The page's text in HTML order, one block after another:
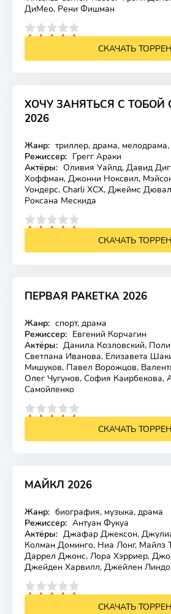
ДиМео, Рени Фишман
СКАЧАТЬ
ХОЧУ ЗАНЯТЬСЯ С ТОБОЙ
2026
Лицензия
Жанр: триллер, драма,
Режиссер: Грегг Араки
Актёры: Оливия Уайлд, Давид
Хоффман, Джонни Ноксвил, Мэйсон
Уондерс, Charli XCX, Джеймс
Роксана Мескида
СКАЧАТЬ
ПЕРВАЯ РАКЕТКА 2026
Лицензия
7.927
Жанр: спорт, драма
Режиссер: Евгений Корчагин
Актёры: Данила Козловский,
Светлана Иванова, Елизавета
Мишуков, Павел Ворожцов,
Олег Чугунов, София Каирбекова,
Самойленко
СКАЧАТЬ
МАЙКЛ 2026
Лицензия
Жанр: биография, музыка, драма
Режиссер: Антуан Фукуа
Актёры: Джафар Джексон,
Колман Доминго, Ниа Лонг, Майлз
Даррел Джонс, Лора Хэрриер,
Джейден Харвилл, Джейлен
СКАЧАТЬ